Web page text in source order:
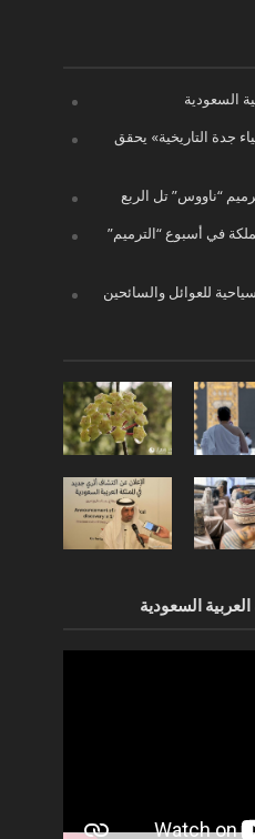
جدة التاريخية» يحقق
“ناووس” تل الربع
في أسبوع “الترميم”
للعوائل والسائحين
العربية السعودية